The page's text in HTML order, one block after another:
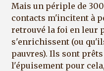
Mais un périple de
contacts m'incitent à
retrouvé la foi en leur
s'enrichissent (ou
pauvres). Ils sont
l'épuisement pour